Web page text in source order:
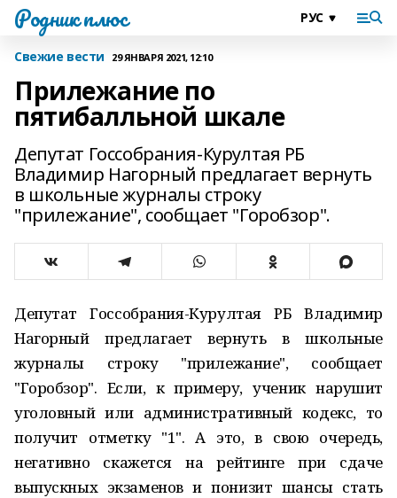
Родник плюс
Свежие вести 29 ЯНВАРЯ 2021, 12:10
Прилежание по
пятибалльной шкале
Депутат Госсобрания-Курултая РБ
Владимир Нагорный предлагает вернуть
в школьные журналы строку
"прилежание", сообщает "Горобзор".
Депутат Госсобрания-Курултая РБ Владимир
Нагорный предлагает вернуть в школьные
журналы строку "прилежание", сообщает
"Горобзор". Если, к примеру, ученик нарушит
уголовный или административный кодекс, то
получит отметку "1". А это, в свою очередь,
негативно скажется на рейтинге при сдаче
выпускных экзаменов и понизит шансы стать